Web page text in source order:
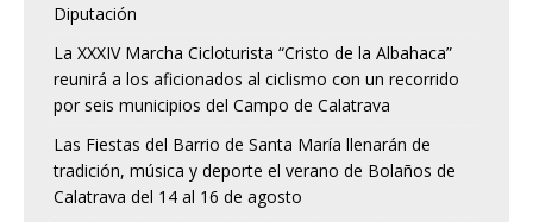
Diputación
La XXXIV Marcha Cicloturista “Cristo de la Albahaca”
reunirá a los aficionados al ciclismo con un recorrido
por seis municipios del Campo de Calatrava
Las Fiestas del Barrio de Santa María llenarán de
tradición, música y deporte el verano de Bolaños de
Calatrava del 14 al 16 de agosto